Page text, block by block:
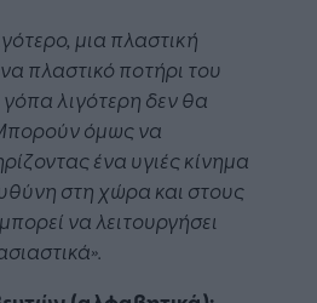
μια πλαστική
πλαστικό ποτήρι του
λιγότερη δεν θα
όμως να
ένα υγιές κίνημα
στη χώρα και στους
να λειτουργήσει